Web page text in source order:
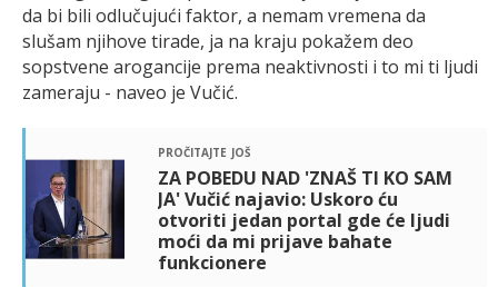
da bi bili odlučujući faktor, a nemam vremena da
slušam njihove tirade, ja na kraju pokažem deo
sopstvene arogancije prema neaktivnosti i to mi ti ljudi
zameraju - naveo je Vučić.
pročitajte još
ZA POBEDU NAD 'ZNAŠ TI KO SAM
JA' Vučić najavio: Uskoro ću
otvoriti jedan portal gde će ljudi
moći da mi prijave bahate
funkcionere